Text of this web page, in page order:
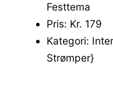
Festtema
Pris: Kr. 179
Kategori:
Strømper}